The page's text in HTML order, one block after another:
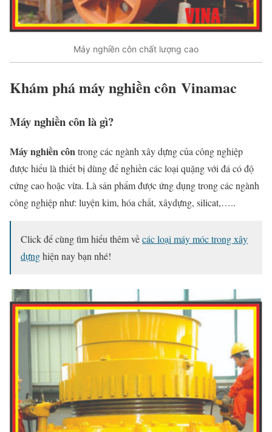
Máy nghiền côn chất lượng cao
Khám phá máy nghiền côn Vinamac
Máy nghiền côn là gì?
Máy nghiền côntrong các ngành xây dựng của công nghiệp
được hiểu là thiết bị dùng để nghiền các loại quặng với đá có độ
cứng cao hoặc vừa. Là sản phẩm được ứng dụng trong các ngành
công nghiệp như: luyện kim, hóa chất, xâydựng, silicat,…..
Click để cùng tìm hiểu thêm vềcác loại máy móc trong xây
dựnghiện nay bạn nhé!